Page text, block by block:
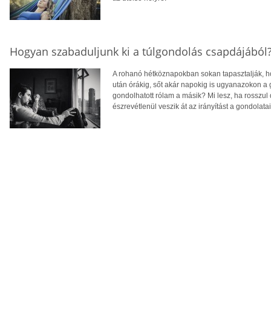
Hogyan szabaduljunk ki a túlgondolás
A rohanó hétköznapokban sokan tapasztalják,
után órákig, sőt akár napokig is ugyanazokon
gondolhatott rólam a másik? Mi lesz, ha
észrevétlenül veszik át az irányítást a